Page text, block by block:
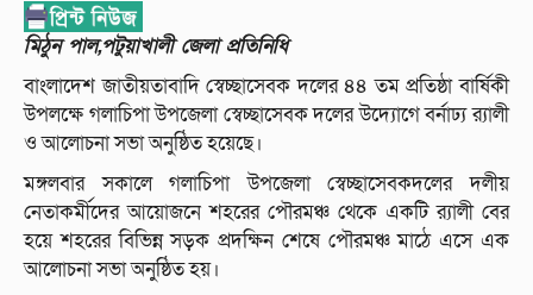
মিঠুন পাল,পটুয়াখালী জেলা প্রতিনিধি
বাংলাদেশ জাতীয়তাবাদি স্বেচ্ছাসেবক দলের ৪৪ তম প্রতিষ্ঠা বার্ষিকী
উপলক্ষে গলাচিপা উপজেলা স্বেচ্ছাসেবক দলের উদ্যোগে বর্নাঢ্য র‌্যালী
ও আলোচনা সভা অনুষ্ঠিত হয়েছে।
মঙ্গলবার সকালে গলাচিপা উপজেলা স্বেচ্ছাসেবকদলের দলীয়
নেতাকর্মীদের আয়োজনে শহরের পৌরমঞ্চ থেকে একটি র‌্যালী বের
হয়ে শহরের বিভিন্ন সড়ক প্রদক্ষিন শেষে পৌরমঞ্চ মাঠে এসে এক
আলোচনা সভা অনুষ্ঠিত হয়।